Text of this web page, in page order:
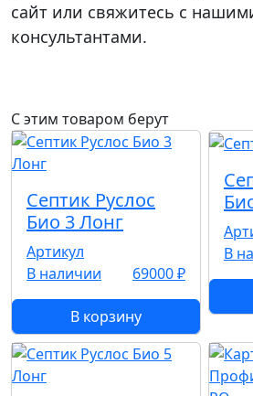
сайт или свяжитесь с
консультантами.
С этим товаром берут
Септик Руслос
Био 3 Лонг
Артикул
В наличии
69000 ₽
В корзину
В